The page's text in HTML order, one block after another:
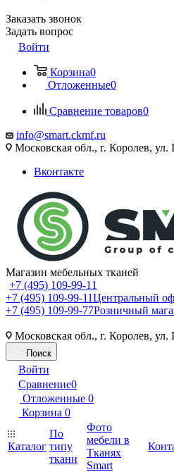
Заказать звонок
Задать вопрос
Войти
Корзина0
Отложенные0
Сравнение товаров0
info@smart.ckmf.ru
Московская обл., г. Королев, ул.
Вконтакте
Магазин мебельных тканей
+7 (495) 109-99-11
+7 (495) 109-99-11Центральный
+7 (495) 109-99-77Розничный
Московская обл., г. Королев, ул.
Поиск
Войти
Сравнение0
Отложенные 0
Корзина 0
Каталог
По
типу
ткани
Фото
мебели в
Тканях
Smart